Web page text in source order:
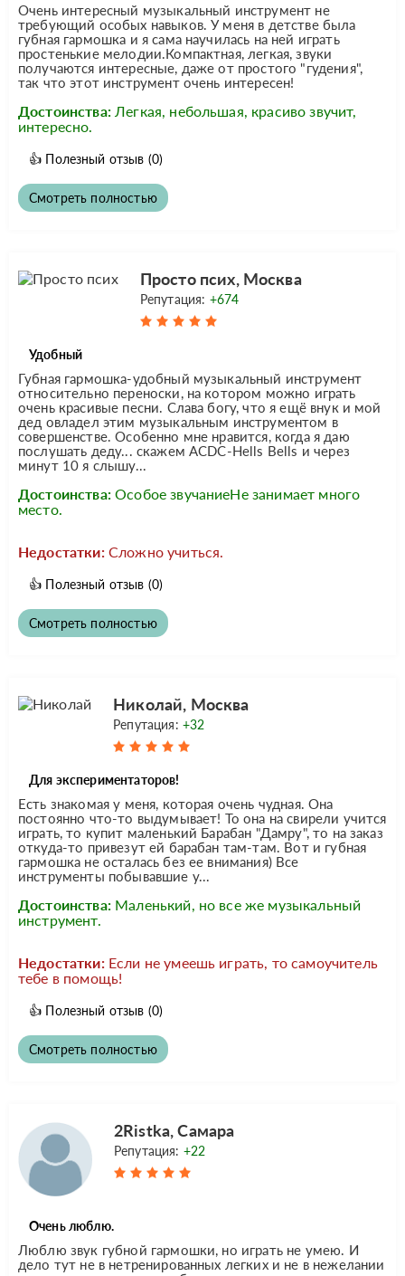
Очень интересный музыкальный инструмент не
требующий особых навыков. У меня в детстве была
губная гармошка и я сама научилась на ней играть
простенькие мелодии.Компактная, легкая, звуки
получаются интересные, даже от простого "гудения",
так что этот инструмент очень интересен!
Достоинства: Легкая, небольшая, красиво звучит,
интересно.
👍 Полезный отзыв (0)
Смотреть полностью
Просто псих, Москва
Репутация: +674
Удобный
Губная гармошка-удобный музыкальный инструмент
относительно переноски, на котором можно играть
очень красивые песни. Слава богу, что я ещё внук и мой
дед овладел этим музыкальным инструментом в
совершенстве. Особенно мне нравится, когда я даю
послушать деду... скажем ACDC-Hells Bells и через
минут 10 я слышу...
Достоинства: Особое звучаниеНе занимает много
место.
Недостатки: Сложно учиться.
👍 Полезный отзыв (0)
Смотреть полностью
Николай, Москва
Репутация: +32
Для экспериментаторов!
Есть знакомая у меня, которая очень чудная. Она
постоянно что-то выдумывает! То она на свирели учится
играть, то купит маленький Барабан "Дамру", то на заказ
откуда-то привезут ей барабан там-там. Вот и губная
гармошка не осталась без ее внимания) Все
инструменты побывавшие у...
Достоинства: Маленький, но все же музыкальный
инструмент.
Недостатки: Если не умеешь играть, то самоучитель
тебе в помощь!
👍 Полезный отзыв (0)
Смотреть полностью
2Ristka, Самара
Репутация: +22
Очень люблю.
Люблю звук губной гармошки, но играть не умею. И
дело тут не в нетренированных легких и не в нежелании